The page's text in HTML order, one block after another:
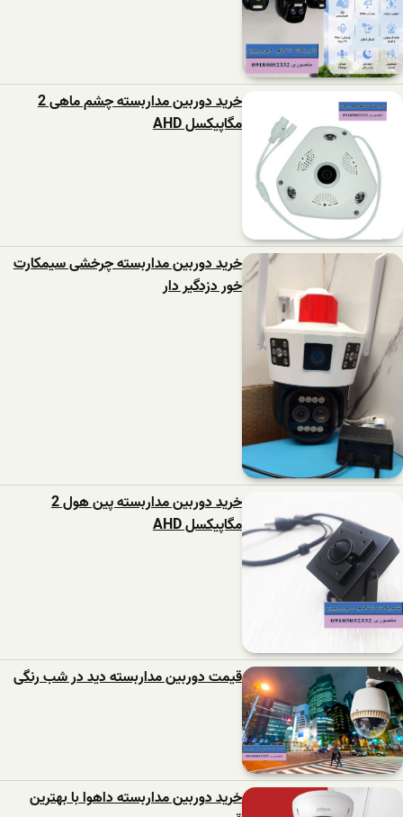
خرید دوربین مداربسته چشم ماهی 2
مگاپیکسل AHD
خرید دوربین مداربسته چرخشی سیمکارت
خور دزدگیر دار
خرید دوربین مداربسته پین هول 2
مگاپیکسل AHD
قیمت دوربین مداربسته دید در شب رنگی
خرید دوربین مداربسته داهوا با بهترین